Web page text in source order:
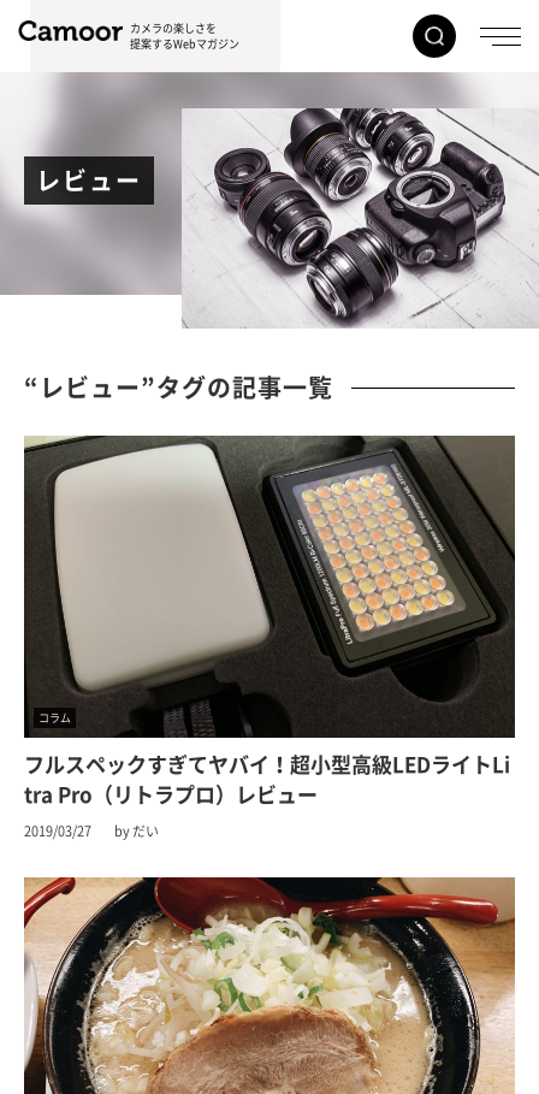
カメラの楽しさを
提案するWebマガジン
レビュー
“レビュー”タグの記事一覧
コラム
フルスペックすぎてヤバイ！超小型高級LEDライトLi
tra Pro（リトラプロ）レビュー
2019/03/27 by だい